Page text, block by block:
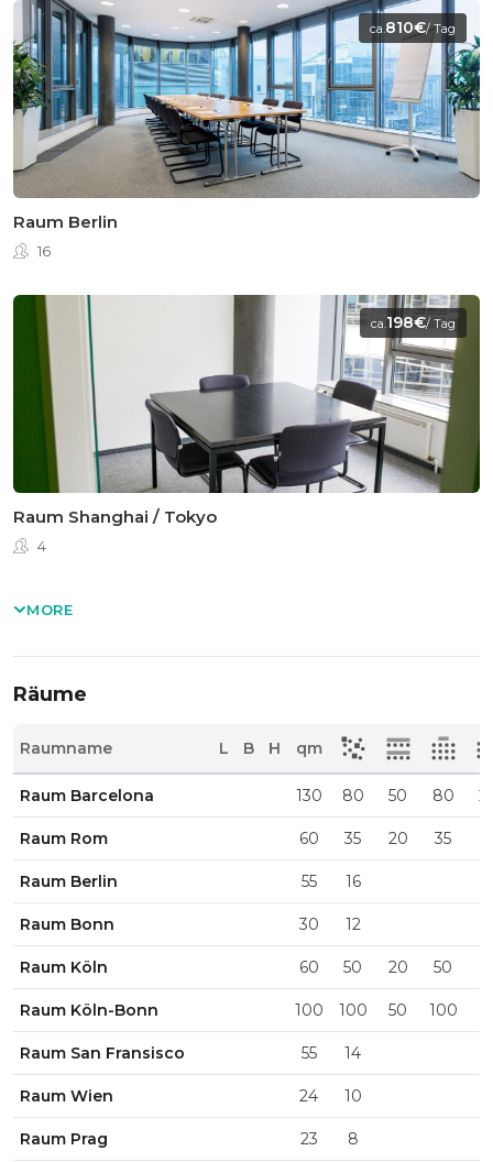
MORE
ca.810€/ Tag
Raum Berlin
16
ca.198€/ Tag
Raum Shanghai / Tokyo
4
Räume
Raumname L B H qm
Raum Barcelona 130 80 50 80
Raum Rom 60 35 20 35
Raum Berlin 55 16
Raum Bonn 30 12
Raum Köln 60 50 20 50
Raum Köln-Bonn 100 100 50 100
Raum San Fransisco 55 14
Raum Wien 24 10
Raum Prag 23 8